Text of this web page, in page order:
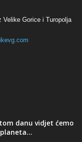
Gorice i Turopolja
danu vidjet ćemo